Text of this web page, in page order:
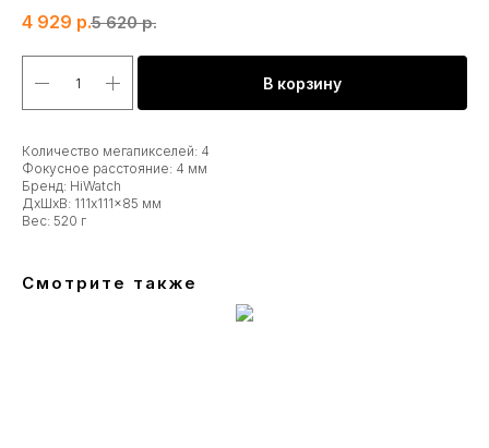
4 929 р.5 620 р.
В корзину
Количество мегапикселей: 4
Фокусное расстояние: 4 мм
Бренд: HiWatch
ДxШxВ: 111x111x85 мм
Вес: 520 г
Смотрите также